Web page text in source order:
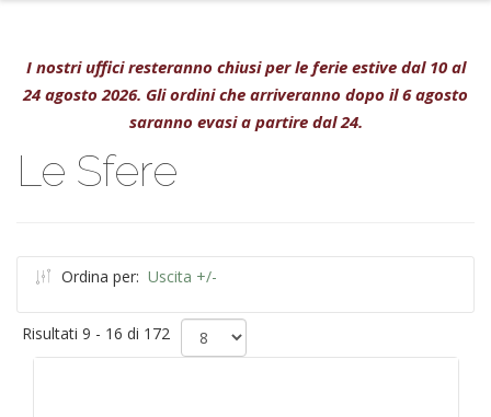
I nostri uffici resteranno chiusi per le ferie estive dal 10 al
24 agosto 2026. Gli ordini che arriveranno dopo il 6 agosto
saranno evasi a partire dal 24.
Le Sfere
Ordina per: Uscita +/-
Risultati 9 - 16 di 172